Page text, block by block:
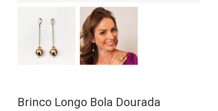
Brinco Longo Bola Dourada